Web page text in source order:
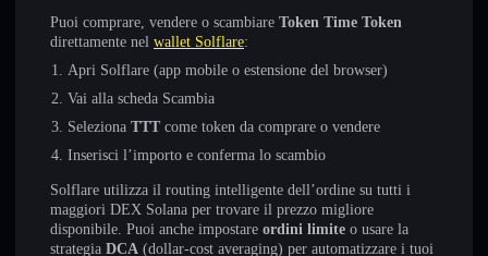
Puoi comprare, vendere o scambiare Token Time Token
direttamente nel wallet Solflare:
Apri Solflare (app mobile o estensione del browser)
Vai alla scheda Scambia
Seleziona TTT come token da comprare o vendere
Inserisci l’importo e conferma lo scambio
Solflare utilizza il routing intelligente dell’ordine su tutti i
maggiori DEX Solana per trovare il prezzo migliore
disponibile. Puoi anche impostare ordini limite o usare la
strategia DCA (dollar-cost averaging) per automatizzare i tuoi